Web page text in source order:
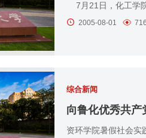
7月21日，化工学
2005-08-01
综合新闻
向鲁化优秀共产
资环学院暑假社会实